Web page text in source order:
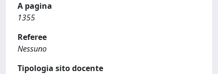
A pagina
1355
Referee
Nessuno
Tipologia sito docente